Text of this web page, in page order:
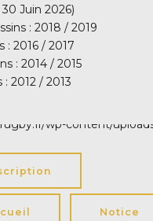
Juin 2026)
: 2018 / 2019
: 2016 / 2017
: 2014 / 2015
: 2012 / 2013
Notice